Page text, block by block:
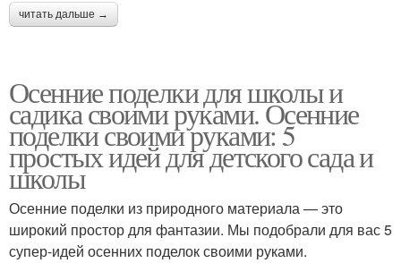
читать дальше →
Осенние поделки для школы и
садика своими руками. Осенние
поделки своими руками: 5
простых идей для детского сада и
школы
Осенние поделки из природного материала — это
широкий простор для фантазии. Мы подобрали для вас 5
супер-идей осенних поделок своими руками.